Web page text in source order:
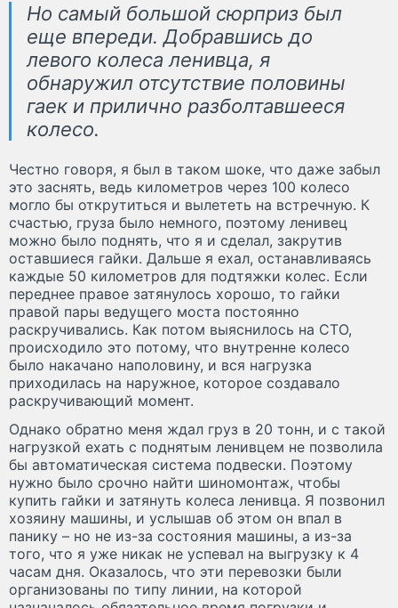
Но самый большой сюрприз был
еще впереди. Добравшись до
левого колеса ленивца, я
обнаружил отсутствие половины
гаек и прилично разболтавшееся
колесо.
Честно говоря, я был в таком шоке, что даже забыл
это заснять, ведь километров через 100 колесо
могло бы открутиться и вылететь на встречную. К
счастью, груза было немного, поэтому ленивец
можно было поднять, что я и сделал, закрутив
оставшиеся гайки. Дальше я ехал, останавливаясь
каждые 50 километров для подтяжки колес. Если
переднее правое затянулось хорошо, то гайки
правой пары ведущего моста постоянно
раскручивались. Как потом выяснилось на СТО,
происходило это потому, что внутренне колесо
было накачано наполовину, и вся нагрузка
приходилась на наружное, которое создавало
раскручивающий момент.
Однако обратно меня ждал груз в 20 тонн, и с такой
нагрузкой ехать с поднятым ленивцем не позволила
бы автоматическая система подвески. Поэтому
нужно было срочно найти шиномонтаж, чтобы
купить гайки и затянуть колеса ленивца. Я позвонил
хозяину машины, и услышав об этом он впал в
панику – но не из-за состояния машины, а из-за
того, что я уже никак не успевал на выгрузку к 4
часам дня. Оказалось, что эти перевозки были
организованы по типу линии, на которой